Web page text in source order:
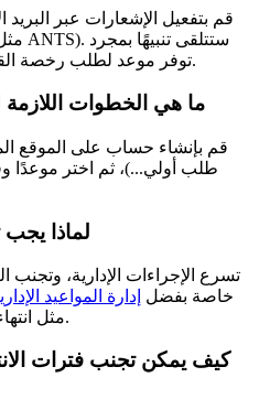
قم بتفعيل الإشعارات عبر البريد
توفر موعد لطلب رخصة القيادة أو تصريح الإقامة الخاص بك.
ما هي الخطوات
قم بإنشاء حساب على الموقع
طلب أولي...)، ثم اختر موعدًا
لماذا يجب
تسرع الإجراءات الإدارية، وتجنب
خاصة بفضل إدارة المواعيد
مثل انتهاء صلاحية رخصة أو ملف التجنس.
كيف يمكن تجنب فترات